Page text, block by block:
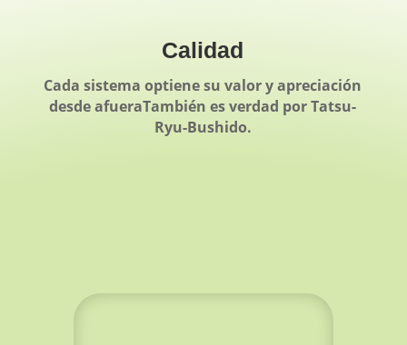
Calidad
Cada sistema optiene su valor y apreciación
desde afueraTambién es verdad por Tatsu-
Ryu-Bushido.